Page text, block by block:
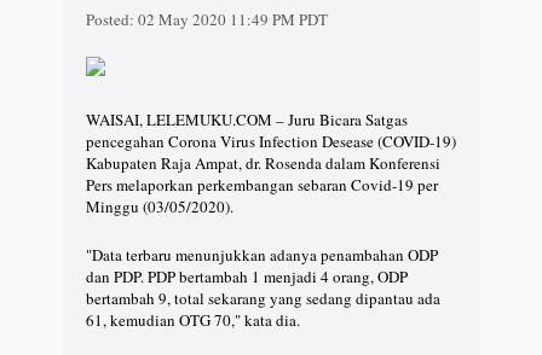
Posted: 02 May 2020 11:49 PM PDT
WAISAI, LELEMUKU.COM – Juru Bicara Satgas
pencegahan Corona Virus Infection Desease (COVID-19)
Kabupaten Raja Ampat, dr. Rosenda dalam Konferensi
Pers melaporkan perkembangan sebaran Covid-19 per
Minggu (03/05/2020).
"Data terbaru menunjukkan adanya penambahan ODP
dan PDP. PDP bertambah 1 menjadi 4 orang, ODP
bertambah 9, total sekarang yang sedang dipantau ada
61, kemudian OTG 70," kata dia.